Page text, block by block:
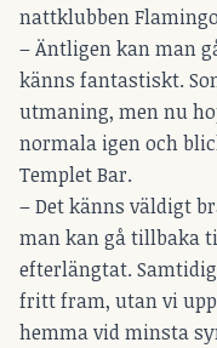
nattklubben
– Äntligen kan man
känns fantastiskt.
utmaning, men nu
normala igen och
Templet Bar.
– Det känns väldigt
man kan gå tillbaka
efterlängtat.
fritt fram, utan vi
hemma vid minsta